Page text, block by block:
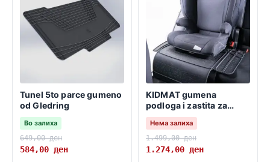
Tunel 5to parce gumeno
od Gledring
Во залиха
649,00ден
584,00 ден
KIDMAT gumena
podloga i zastita za
detsko sediste
Нема залиха
1.499,00ден
1.274,00 ден